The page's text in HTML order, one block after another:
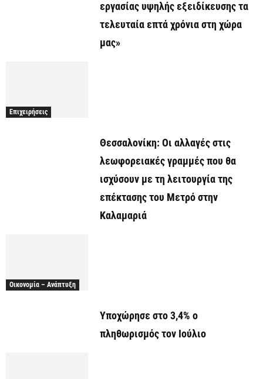
εργασίας υψηλής εξειδίκευσης τα
τελευταία επτά χρόνια στη χώρα
μας»
Επιχειρήσεις
Θεσσαλονίκη: Οι αλλαγές στις
λεωφορειακές γραμμές που θα
ισχύσουν με τη λειτουργία της
επέκτασης του Μετρό στην
Καλαμαριά
Οικονομία – Ανάπτυξη
Υποχώρησε στο 3,4% ο
πληθωρισμός τον Ιούλιο